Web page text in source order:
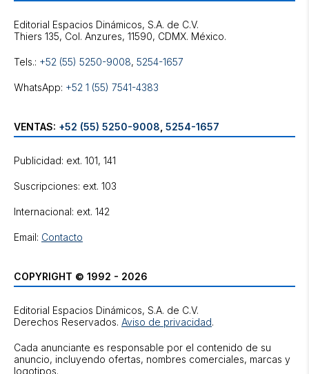
Editorial Espacios Dinámicos, S.A. de C.V.
Tels.: +52 (55) 5250-9008, 5254-1657
WhatsApp: +52 1 (55) 7541-4383
VENTAS: +52 (55) 5250-9008 5254-1657
Publicidad: ext. 101, 141
Suscripciones: ext. 103
Internacional: ext. 142
Email: Contacto
COPYRIGHT © 1992 - 2026
Editorial Espacios Dinámicos, S.A. de C.V.
Derechos Reservados. Aviso de privacidad.
Cada anunciante es responsable por el contenido de su
anuncio, incluyendo ofertas, nombres comerciales, marcas y
logotipos.